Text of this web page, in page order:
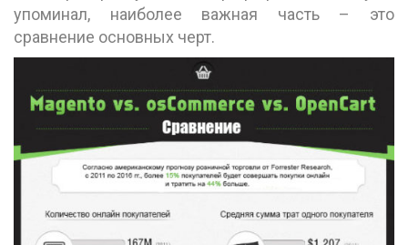
упоминал, наиболее важная часть – это
сравнение основных черт.